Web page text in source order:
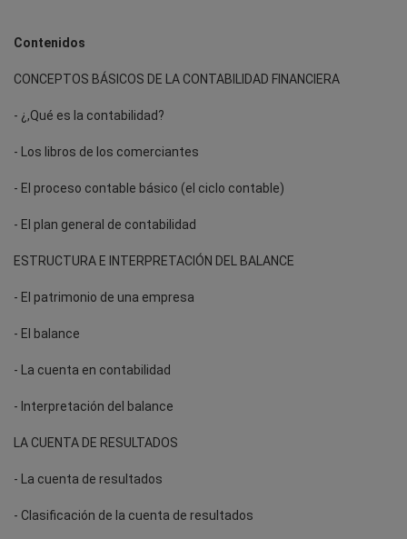
Contenidos
CONCEPTOS BÁSICOS DE LA CONTABILIDAD FINANCIERA
- ¿,Qué es la contabilidad?
- Los libros de los comerciantes
- El proceso contable básico (el ciclo contable)
- El plan general de contabilidad
ESTRUCTURA E INTERPRETACIÓN DEL BALANCE
- El patrimonio de una empresa
- El balance
- La cuenta en contabilidad
- Interpretación del balance
LA CUENTA DE RESULTADOS
- La cuenta de resultados
- Clasificación de la cuenta de resultados